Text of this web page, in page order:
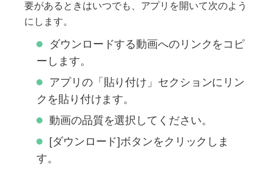
要があるときはいつでも、アプリを開いて次のよう
にします。
ダウンロードする動画へのリンクをコピ
ーします。
アプリの「貼り付け」セクションにリン
クを貼り付けます。
動画の品質を選択してください。
[ダウンロード]ボタンをクリックしま
す。